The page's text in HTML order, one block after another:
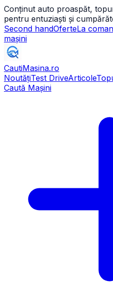
Conținut auto proaspăt,
pentru entuziaști și
Second handOferteLa
mașini
CautiMasina.ro
NoutățiTest DriveArticole
Caută Mașini